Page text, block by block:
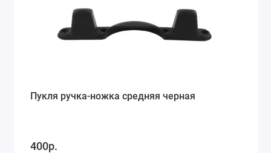
Пукля ручка-ножка средняя черная
400р.